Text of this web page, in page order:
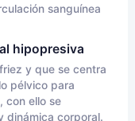
sanguínea
hipopresiva
y que se centra
pélvico para
con ello se
dinámica corporal.